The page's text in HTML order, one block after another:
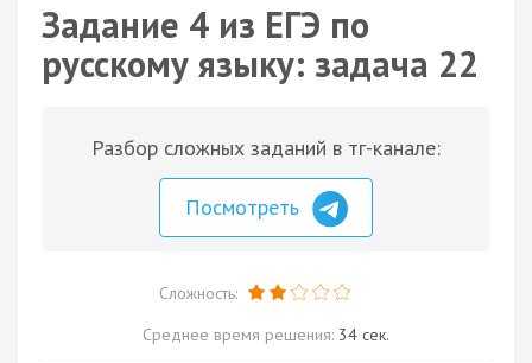
Задание 4 из ЕГЭ по
русскому языку: задача 22
Разбор сложных заданий в тг-канале:
Посмотреть
Сложность:
Среднее время решения: 34 сек.